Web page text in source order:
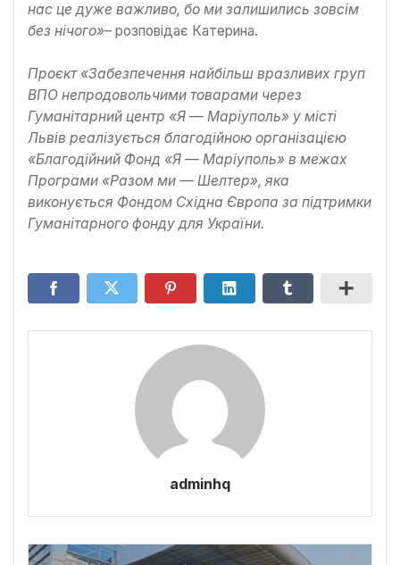
нас це дуже важливо, бо ми залишились зовсім
без нічого»– розповідає Катерина.
Проєкт «Забезпечення найбільш вразливих груп
ВПО непродовольчими товарами через
Гуманітарний центр «Я — Маріуполь» у місті
Львів реалізується благодійною організацією
«Благодійний Фонд «Я — Маріуполь» в межах
Програми «Разом ми — Шелтер», яка
виконується Фондом Східна Європа за підтримки
Гуманітарного фонду для України.
adminhq